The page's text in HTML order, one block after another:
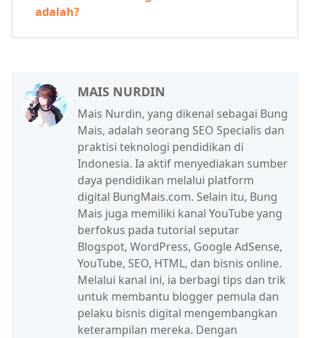
adalah?
MAIS NURDIN
Mais Nurdin, yang dikenal sebagai Bung
Mais, adalah seorang SEO Specialis dan
praktisi teknologi pendidikan di
Indonesia. Ia aktif menyediakan sumber
daya pendidikan melalui platform
digital BungMais.com. Selain itu, Bung
Mais juga memiliki kanal YouTube yang
berfokus pada tutorial seputar
Blogspot, WordPress, Google AdSense,
YouTube, SEO, HTML, dan bisnis online.
Melalui kanal ini, ia berbagi tips dan trik
untuk membantu blogger pemula dan
pelaku bisnis digital mengembangkan
keterampilan mereka. Dengan